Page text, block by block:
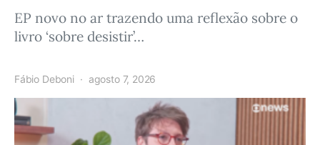
EP novo no ar trazendo uma reflexão sobre o
livro ‘sobre desistir’…
Fábio Deboni agosto 7, 2026